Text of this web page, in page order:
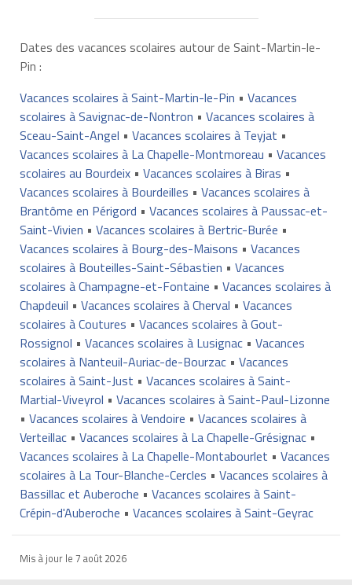
Dates des vacances scolaires autour de Saint-Martin-le-
Pin :
Vacances scolaires à Saint-Martin-le-Pin • Vacances
scolaires à Savignac-de-Nontron • Vacances scolaires à
Sceau-Saint-Angel • Vacances scolaires à Teyjat •
Vacances scolaires à La Chapelle-Montmoreau • Vacances
scolaires au Bourdeix• Vacances scolaires à Biras •
Vacances scolaires à Bourdeilles • Vacances scolaires à
Brantôme en Périgord • Vacances scolaires à Paussac-et-
Saint-Vivien • Vacances scolaires à Bertric-Burée •
Vacances scolaires à Bourg-des-Maisons • Vacances
scolaires à Bouteilles-Saint-Sébastien • Vacances
scolaires à Champagne-et-Fontaine • Vacances scolaires à
Chapdeuil • Vacances scolaires à Cherval • Vacances
scolaires à Coutures • Vacances scolaires à Gout-
Rossignol • Vacances scolaires à Lusignac• Vacances
scolaires à Nanteuil-Auriac-de-Bourzac• Vacances
scolaires à Saint-Just • Vacances scolaires à Saint-
Martial-Viveyrol • Vacances scolaires à Saint-Paul-Lizonne
• Vacances scolaires à Vendoire • Vacances scolaires à
Verteillac• Vacances scolaires à La Chapelle-Grésignac•
Vacances scolaires à La Chapelle-Montabourlet • Vacances
scolaires à La Tour-Blanche-Cercles • Vacances scolaires à
Bassillac et Auberoche • Vacances scolaires à Saint-
Crépin-d'Auberoche • Vacances scolaires à Saint-Geyrac
Mis à jour le 7 août 2026